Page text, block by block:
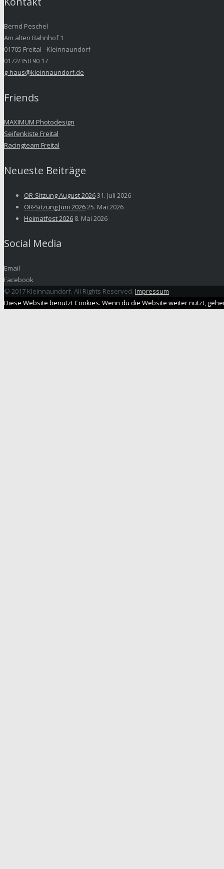
Bernd Peschel
Am alten Bahnhof 1
01705 Freital - Kleinnaundorf
0172/350 90 17
g-haus@kleinnaundorf.de
Friends
MAXIMUM Photodesign
Seifenkiste Freital
Racingteam Freital
Neueste Beiträge
OR-Sitzung August 202631. Juli 2026
OR-Sitzung Juni 202625. Mai 2026
Heimatfest 2026 8. Mai 2026
Social Media
Email
Facebook
© 2017 Kleinnaundorf. All Rights Reserved. Impressum
Diese Website benutzt Cookies. Wenn du die Website weiter nutzt,